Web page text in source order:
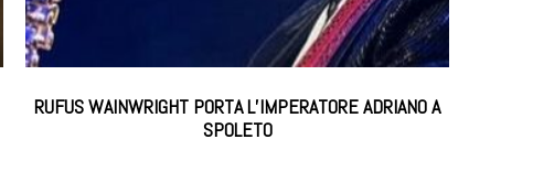
RUFUS WAINWRIGHT PORTA L’IMPERATORE ADRIANO A
SPOLETO